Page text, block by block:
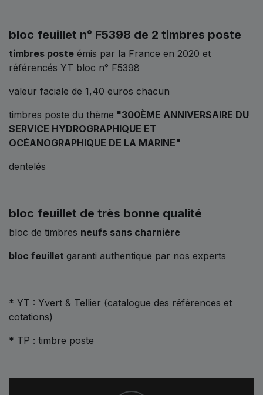
bloc feuillet n° F5398 de 2 timbres poste
timbres poste émis par la France en 2020 et
référencés YT bloc n° F5398
valeur faciale de 1,40 euros chacun
timbres poste du thème "300ÈME ANNIVERSAIRE DU
SERVICE HYDROGRAPHIQUE ET
OCÉANOGRAPHIQUE DE LA MARINE"
dentelés
bloc feuillet de très bonne qualité
bloc de timbres neufs sans charnière
bloc feuillet garanti authentique par nos experts
* YT : Yvert & Tellier (catalogue des références et
cotations)
* TP : timbre poste